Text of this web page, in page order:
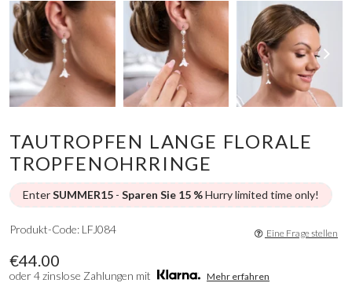
TAUTROPFEN LANGE FLORALE
TROPFENOHRRINGE
EnterSUMMER15 - Sparen Sie 15 %Hurry limited time only!
€44.00
oder 4 zinslose Zahlungen mit Mehr erfahren
Produkt-Code: LFJ084 Eine Frage stellen